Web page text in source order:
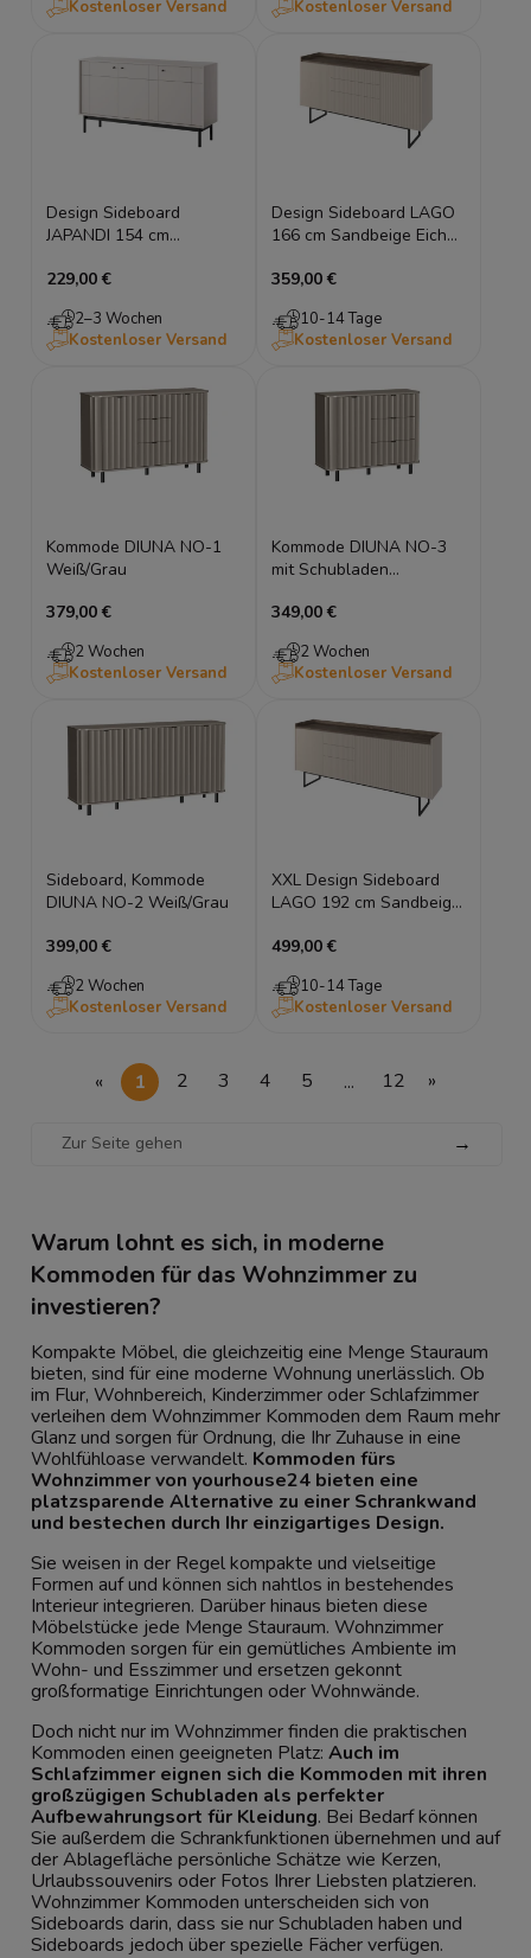
Kostenloser Versand
Kostenloser Versand
Design Sideboard
JAPANDI 154 cm
Kombikommode Holzfüße
229,00 €
2–3 Wochen
Kostenloser Versand
Design Sideboard LAGO
166 cm Sandbeige Eiche
359,00 €
10-14 Tage
Kostenloser Versand
Kommode DIUNA NO-1
Weiß/Grau
379,00 €
2 Wochen
Kostenloser Versand
Kommode DIUNA NO-3
mit Schubladen
349,00 €
2 Wochen
Kostenloser Versand
Sideboard, Kommode
DIUNA NO-2 Weiß/Grau
399,00 €
2 Wochen
Kostenloser Versand
XXL Design Sideboard
LAGO 192 cm Sandbeige
499,00 €
10-14 Tage
Kostenloser Versand
→
« 1 2 3 4 5 ... 12 »
Warum lohnt es sich, in moderne
Kommoden für das Wohnzimmer zu
investieren?
Kompakte Möbel, die gleichzeitig eine Menge Stauraum
bieten, sind für eine moderne Wohnung unerlässlich. Ob
im Flur, Wohnbereich, Kinderzimmer oder Schlafzimmer
verleihen dem Wohnzimmer Kommoden dem Raum mehr
Glanz und sorgen für Ordnung, die Ihr Zuhause in eine
Wohlfühloase verwandelt. Kommoden fürs
Wohnzimmer von yourhouse24 bieten eine
platzsparende Alternative zu einer Schrankwand
und bestechen durch Ihr einzigartiges Design.
Sie weisen in der Regel kompakte und vielseitige
Formen auf und können sich nahtlos in bestehendes
Interieur integrieren. Darüber hinaus bieten diese
Möbelstücke jede Menge Stauraum. Wohnzimmer
Kommoden sorgen für ein gemütliches Ambiente im
Wohn- und Esszimmer und ersetzen gekonnt
großformatige Einrichtungen oder Wohnwände.
Doch nicht nur im Wohnzimmer finden die praktischen
Kommoden einen geeigneten Platz: Auch im
Schlafzimmer eignen sich die Kommoden mit ihren
großzügigen Schubladen als perfekter
Aufbewahrungsort für Kleidung. Bei Bedarf können
Sie außerdem die Schrankfunktionen übernehmen und auf
der Ablagefläche persönliche Schätze wie Kerzen,
Urlaubssouvenirs oder Fotos Ihrer Liebsten platzieren.
Wohnzimmer Kommoden unterscheiden sich von
Sideboards darin, dass sie nur Schubladen haben und
Sideboards jedoch über spezielle Fächer verfügen.